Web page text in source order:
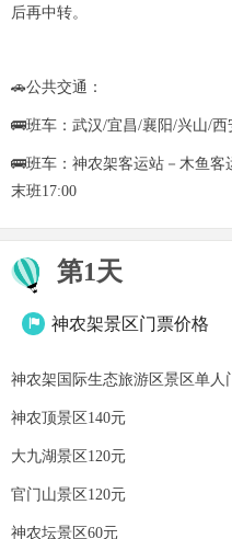
后再中转。
🚗公共交通：
🚌班车：武汉/宜昌/襄阳/兴山/
🚌班车：神农架客运站－木鱼
末班17:00
第1天
 神农架景区门票价格
神农架国际生态旅游区景区单人
神农顶景区140元
大九湖景区120元
官门山景区120元
神农坛景区60元